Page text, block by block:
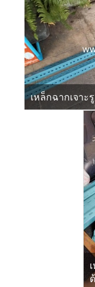
เหล็กฉากเจา